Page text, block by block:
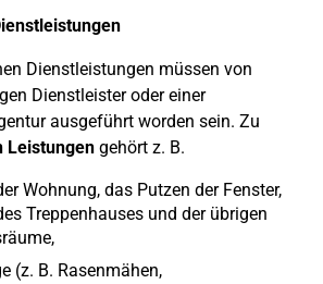
Dienstleistungen müssen von
Dienstleister oder einer
ausgeführt worden sein. Zu
Leistungen gehört z. B.
Wohnung, das Putzen der Fenster,
Treppenhauses und der übrigen
(z. B. Rasenmähen,